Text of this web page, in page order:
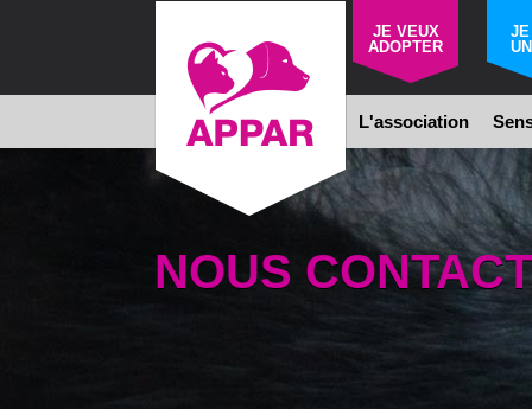
JE VEUX
ADOPTER
JE
L'association
NOUS